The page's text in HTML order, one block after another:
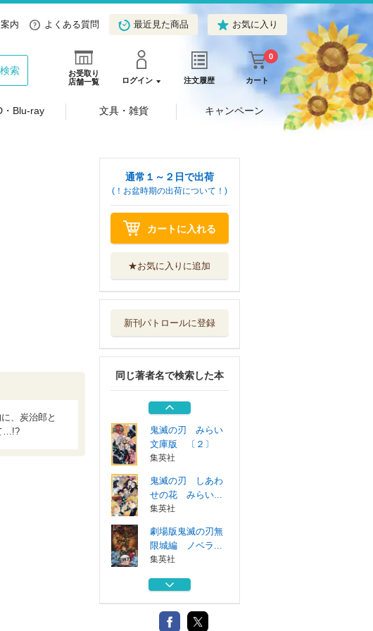
内 よくある質問 最近見た商品 お気に入り
お受取り
店舗一覧
ログイン 注文履歴 カート
0
索
・Blu-ray 文具・雑貨 キャンペーン
、炭治郎と
…!?
通常１～２日で出荷
(！お盆時期の出荷について！)
カートに入れる
★お気に入りに追加
新刊パトロールに登録
同じ著者名で検索した本
劇場版鬼滅の刃無
限城編 ノベラ...
鬼滅の刃塗絵帳－
集英社
アニメ「鬼滅の刃
」イラスト記録...
集英社
鬼滅の刃 みらい
文庫版 〔２〕
集英社
鬼滅の刃 しあわ
せの花 みらい...
集英社
劇場版鬼滅の刃無
限城編 ノベラ...
集英社
鬼滅の刃塗絵帳－
集英社